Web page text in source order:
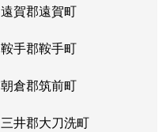
遠賀郡遠賀町
鞍手郡鞍手町
朝倉郡筑前町
三井郡大刀洗町